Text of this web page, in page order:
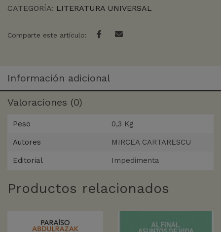
CATEGORÍA: LITERATURA UNIVERSAL
Comparte este artículo:
Información adicional
Valoraciones (0)
Peso 0,3 Kg
Autores MIRCEA CARTARESCU
Editorial Impedimenta
Productos relacionados